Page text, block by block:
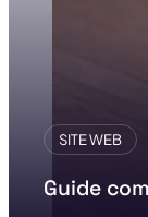
SITE WEB
Guide